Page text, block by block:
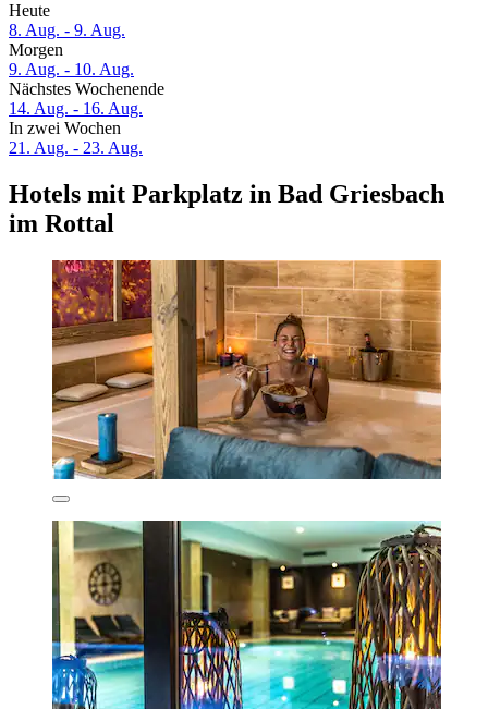
Heute
8. Aug. - 9. Aug.
Morgen
9. Aug. - 10. Aug.
Nächstes Wochenende
14. Aug. - 16. Aug.
In zwei Wochen
21. Aug. - 23. Aug.
Hotels mit Parkplatz in Bad Griesbach
im Rottal